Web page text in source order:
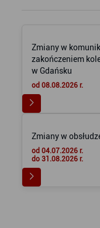
Zmiany w
zakończeniem
w Gdańsku
od 08.08.2026 r.
Zmiany w
od 04.07.2026 r.
do 31.08.2026 r.